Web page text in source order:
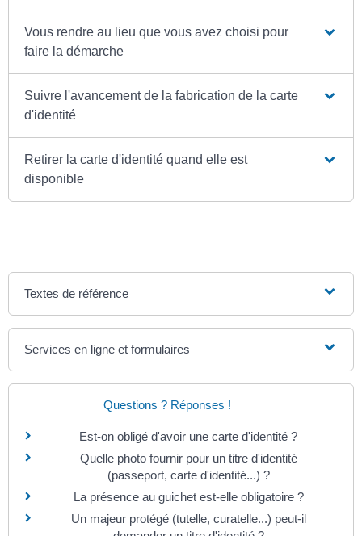
Vous rendre au lieu que vous avez choisi pour
faire la démarche
Suivre l'avancement de la fabrication de la carte
d'identité
Retirer la carte d'identité quand elle est
disponible
Textes de référence
Services en ligne et formulaires
Questions ? Réponses !
Est-on obligé d'avoir une carte d'identité ?
Quelle photo fournir pour un titre d'identité
(passeport, carte d'identité...) ?
La présence au guichet est-elle obligatoire ?
Un majeur protégé (tutelle, curatelle...) peut-il